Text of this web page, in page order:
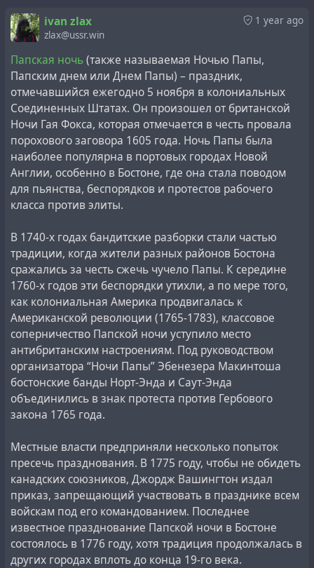
livejournal. Shortly before his death, Igor planned to
write and publish a book on the history of space
exploration in an exclusive and limited edition with a
‘Secret’ stamp, but he did not manage to realise this
project, only partially publishing the materials of the
book in livejournal with limited access for friends only.
Once taken oath to the now defunct Soviet homeland
restricted the impartial researcher from openly
publishing his numerous materials on this topic. In any
case,his opinion, compiled on the basis of many years of
forensic analysis of available materials, he did not hide
and reported openly
first artificial satellite in 1957, the USSR took the path of
fake manned flights and portrayed ‘primacy in the
exploration of near-Earth space’, the USA at first pushed
like children ‘and so did we’, and then outdid the USSR
by portraying fake ‘flights to the Moon’. Having lied to
their nations and the whole world, the leaders of the
USSR and the USA came to the conclusion about
undesirability of mutual disclosures and fixed the lie in
the fake joint project ‘Soyuz-Apollo’ of 1975. Real
manned flights in the USSR began in 1967 on Soyuz
spacecraft, and in the USA in 1981 on Space Shuttles.’’
#history#memory#research#revision#space#usa
#ussr
1 year ago
ivan zlax
zlax@ussr.win
Папская ночь(также называемая Ночью Папы,
Папским днем или Днем Папы) – праздник,
отмечавшийся ежегодно 5 ноября в колониальных
Соединенных Штатах. Он произошел от британской
Ночи Гая Фокса, которая отмечается в честь провала
порохового заговора 1605 года. Ночь Папы была
наиболее популярна в портовых городах Новой
Англии, особенно в Бостоне, где она стала поводом
для пьянства, беспорядков и протестов рабочего
класса против элиты.
В 1740-х годах бандитские разборки стали частью
традиции, когда жители разных районов Бостона
сражались за честь сжечь чучело Папы. К середине
1760-х годов эти беспорядки утихли, а по мере того,
как колониальная Америка продвигалась к
Американской революции (1765-1783), классовое
соперничество Папской ночи уступило место
антибританским настроениям. Под руководством
организатора “Ночи Папы” Эбенезера Макинтоша
бостонские банды Норт-Энда и Саут-Энда
объединились в знак протеста против Гербового
закона 1765 года.
Местные власти предприняли несколько попыток
пресечь празднования. В 1775 году, чтобы не обидеть
канадских союзников, Джордж Вашингтон издал
приказ, запрещающий участвовать в празднике всем
войскам под его командованием. Последнее
известное празднование Папской ночи в Бостоне
состоялось в 1776 году, хотя традиция продолжалась в
других городах вплоть до конца 19-го века.